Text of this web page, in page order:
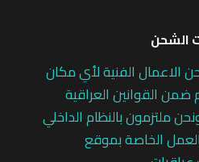
الشحن
الاعمال الفنية لأي مكان
ضمن القوانين العراقية
ملتزمون بالنظام الداخلي
الخاصة بموقع